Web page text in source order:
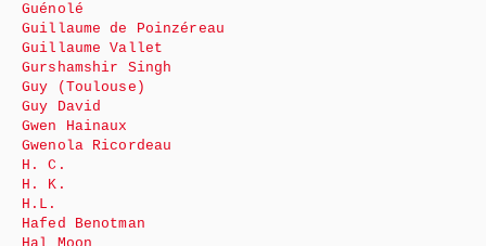
Guénolé
Guillaume de Poinzéreau
Guillaume Vallet
Gurshamshir Singh
Guy (Toulouse)
Guy David
Gwen Hainaux
Gwenola Ricordeau
H. C.
H. K.
H.L.
Hafed Benotman